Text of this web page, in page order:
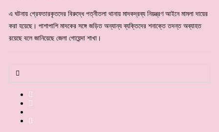
এ ঘটনায় গ্রেফতারকৃতদের বিরুদ্ধে পত্নীতলা থানায় মাদকদ্রব্য নিয়ন্ত্রণ আইনে মামলা দায়ের
করা হয়েছে। পাশাপাশি মাদকের সঙ্গে জড়িত অন্যান্য ব্যক্তিদের শনাক্তে তদন্ত অব্যাহত
রয়েছে বলে জানিয়েছে জেলা গোয়েন্দা শাখা।